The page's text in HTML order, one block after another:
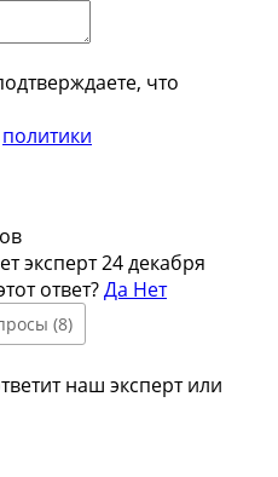
что
политики
эксперт24 декабря
ответ?Да Нет
(8)
наш эксперт или